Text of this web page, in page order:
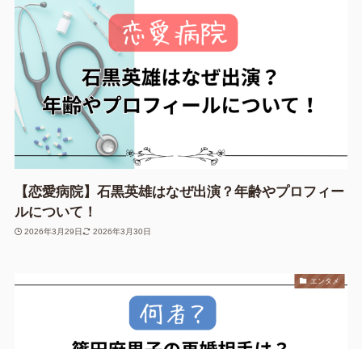
【恋愛病院】石黒英雄はなぜ出演？年齢やプロフィー
ルについて！
2026年3月29日 2026年3月30日
エンタメ